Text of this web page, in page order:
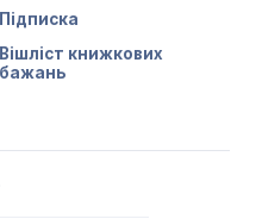
Підписка
Вішліст книжкових
бажань